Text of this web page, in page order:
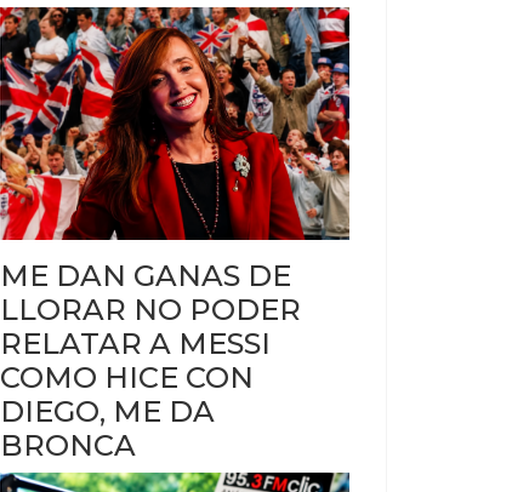
ME DAN GANAS DE
LLORAR NO PODER
RELATAR A MESSI
COMO HICE CON
DIEGO, ME DA
BRONCA